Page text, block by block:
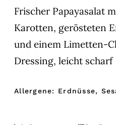
Frischer Papayasalat
Karotten, gerösteten
und einem Limetten-
Dressing, leicht scharf
Allergene: Erdnüsse,